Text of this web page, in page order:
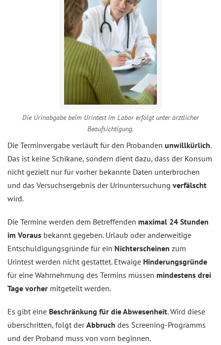
Die Urinabgabe beim Urintest im Labor erfolgt unter ärztlicher
Beaufsichtigung.
Die Terminvergabe verläuft für den Probanden unwillkürlich.
Das ist keine Schikane, sondern dient dazu, dass der Konsum
nicht gezielt nur für vorher bekannte Daten unterbrochen
und das Versuchsergebnis der Urinuntersuchung verfälscht
wird.
Die Termine werden dem Betreffenden maximal 24 Stunden
im Voraus bekannt gegeben. Urlaub oder anderweitige
Entschuldigungsgründe für ein Nichterscheinen zum
Urintest werden nicht gestattet. Etwaige Hinderungsgründe
für eine Wahrnehmung des Termins müssen mindestens drei
Tage vorher mitgeteilt werden.
Es gibt eine Beschränkung für die Abwesenheit. Wird diese
überschritten, folgt derAbbruch des Screening-Programms
und der Proband muss von vorn beginnen.